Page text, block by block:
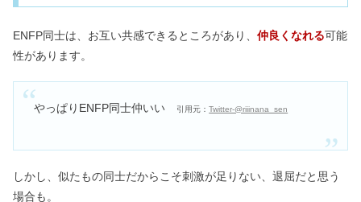
ENFP同士は、お互い共感できるところがあり、 仲良くなれる可能
性があります。
やっぱりENFP同士仲いい 引用元：Twitter-@riiinana_sen
しかし、似たもの同士だからこそ刺激が足りない、退屈だと思う
場合も。